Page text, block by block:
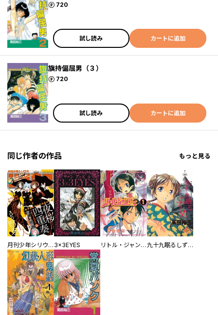
720
ポイント
試し読み カートに追加
旗持偏屈男（３）
720
ポイント
試し読み カートに追加
同じ作者の作品 もっと見る
月刊少年シリウス 3×3EYES リトル・ジャンパー 九十九眠るしずめ